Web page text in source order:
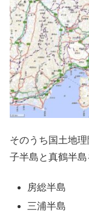
そのうち国土地
子半島と真鶴半
房総半島
三浦半島